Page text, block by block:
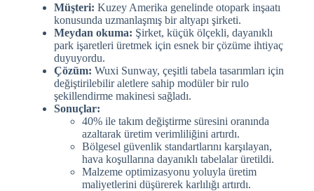
Müşteri: Kuzey Amerika genelinde otopark inşaatı
konusunda uzmanlaşmış bir altyapı şirketi.
Meydan okuma: Şirket, küçük ölçekli, dayanıklı
park işaretleri üretmek için esnek bir çözüme ihtiyaç
duyuyordu.
Çözüm: Wuxi Sunway, çeşitli tabela tasarımları için
değiştirilebilir aletlere sahip modüler bir rulo
şekillendirme makinesi sağladı.
Sonuçlar:
40% ile takım değiştirme süresini oranında
azaltarak üretim verimliliğini artırdı.
Bölgesel güvenlik standartlarını karşılayan,
hava koşullarına dayanıklı tabelalar üretildi.
Malzeme optimizasyonu yoluyla üretim
maliyetlerini düşürerek karlılığı artırdı.